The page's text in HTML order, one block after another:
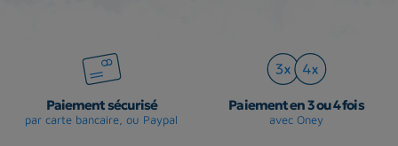
Paiement sécurisé
par carte bancaire, ou Paypal
Paiement en 3 ou 4 fois
avec Oney